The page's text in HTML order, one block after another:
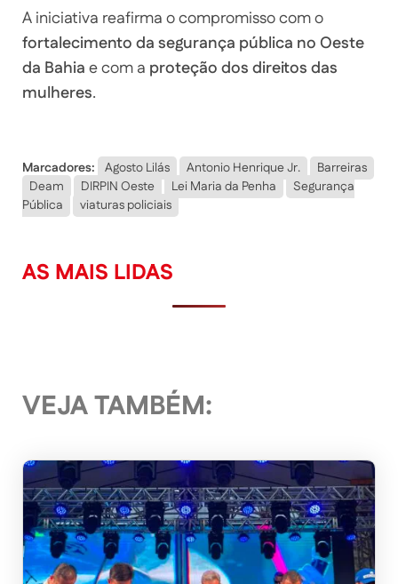
A iniciativa reafirma o compromisso com o
fortalecimento da segurança pública no Oeste
da Bahiae com a proteção dos direitos das
mulheres.
Marcadores: Agosto Lilás Antonio Henrique Jr.
Barreiras
Deam
DIRPIN Oeste Lei Maria da Penha
Segurança
Pública
viaturas policiais
AS MAIS LIDAS
VEJA TAMBÉM: